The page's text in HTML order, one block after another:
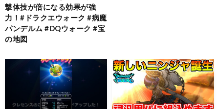
撃体技が倍になる効果が強
力！#ドラクエウォーク #病魔
パンデルム #DQウォーク #宝
の地図